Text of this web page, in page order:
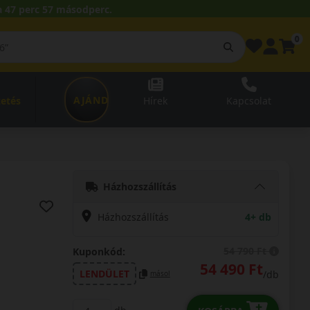
47 perc 56 másodperc.
AJÁNDÉKUTALVÁNY
Házhozszállítás
Házhozszállítás 4+ db
Kuponkód:
LENDÜLET
másol 54 490 Ft/db